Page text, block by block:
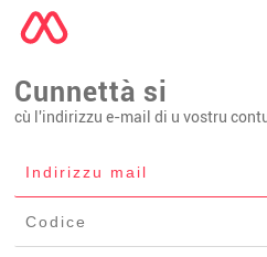
Cunnettà si
cù l'indirizzu e-mail di u vostru